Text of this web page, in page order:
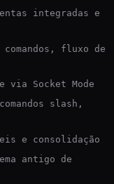
integradas e
fluxo de
via Socket Mode
slash,
e consolidação
antigo de